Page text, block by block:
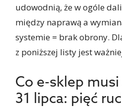
udowodnią, że w ogóle
między naprawą a
systemie = brak obrony.
z poniższej listy jest
Co e-sklep
31 lipca: pięć